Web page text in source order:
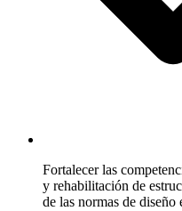
Fortalecer las
y rehabilitación de
de las normas de